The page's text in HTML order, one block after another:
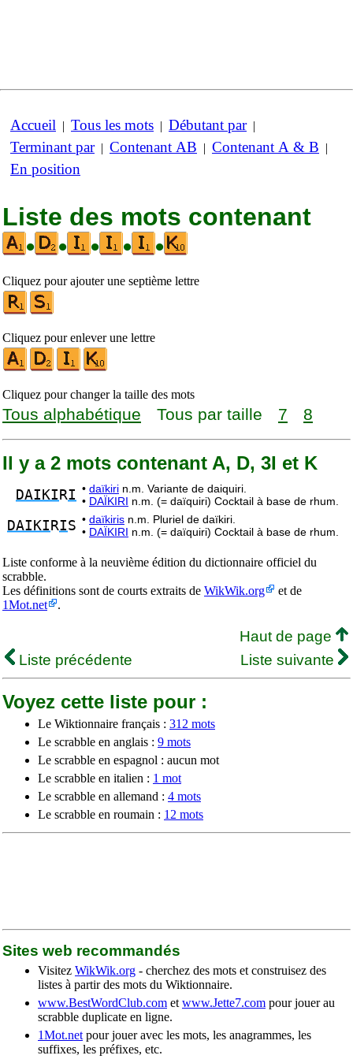
Accueil | Tous les mots | Débutant par|
Terminant par| Contenant AB | Contenant A & B |
En position
Liste des mots contenant
•
• • • •
Cliquez pour ajouter une septième lettre
Cliquez pour enlever une lettre
Cliquez pour changer la taille des mots
Tous alphabétique Tous par taille 7 8
Il y a 2 mots contenant A, D, 3I et K
DAIKI RI • daïkiri n.m. Variante de daiquiri.
• DAÏKIRI n.m. (= daïquiri) Cocktail à base de rhum.
DAIKI RIS • daïkiris n.m. Pluriel de daïkiri.
• DAÏKIRI n.m. (= daïquiri) Cocktail à base de rhum.
Liste conforme à la neuvième édition du dictionnaire officiel du
scrabble.
Les définitions sont de courts extraits de WikWik.org
et de
1Mot.net
.
Haut de page
Liste précédente
Liste suivante
Voyez cette liste pour :
Le Wiktionnaire français : 312 mots
Le scrabble en anglais : 9 mots
Le scrabble en espagnol : aucun mot
Le scrabble en italien : 1 mot
Le scrabble en allemand : 4 mots
Le scrabble en roumain : 12 mots
Sites web recommandés
Visitez WikWik.org - cherchez des mots et construisez des
listes à partir des mots du Wiktionnaire.
www.BestWordClub.com et www.Jette7.com pour jouer au
scrabble duplicate en ligne.
1Mot.net pour jouer avec les mots, les anagrammes, les
suffixes, les préfixes, etc.